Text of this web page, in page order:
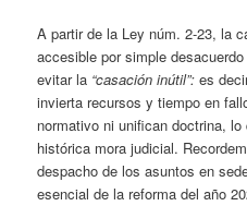
A partir de la Ley núm. 2-23, la
accesible por simple
evitar la “casación inútil”: es
invierta recursos y tiempo en
normativo ni unifican doctrina,
histórica mora judicial.
despacho de los asuntos en
esencial de la reforma del año